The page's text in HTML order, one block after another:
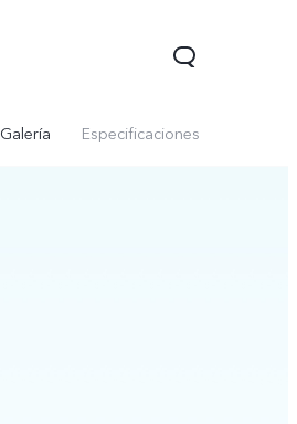
Galería Especificaciones